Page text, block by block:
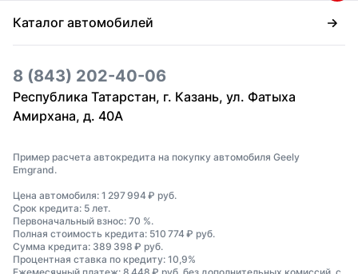
Каталог автомобилей
8 (843) 202-40-06
Республика Татарстан, г. Казань, ул. Фатыха
Амирхана, д. 40А
Пример расчета автокредита на покупку автомобиля Geely
Emgrand.
Цена автомобиля: 1 297 994 ₽ руб.
Срок кредита: 5 лет.
Первоначальный взнос: 70 %.
Полная стоимость кредита: 510 774 ₽ руб.
Сумма кредита: 389 398 ₽ руб.
Процентная ставка по кредиту: 10,9%